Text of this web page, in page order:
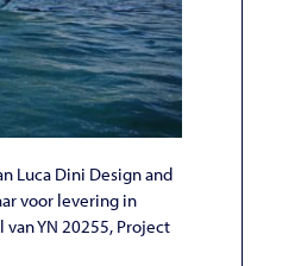
Luca Dini Design and
voor levering in
YN 20255, Project